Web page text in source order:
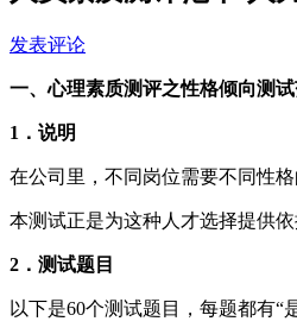
发表评论
一、心理素质测评之性格倾向测
1．说明
在公司里，不同岗位需要不同性
本测试正是为这种人才选择提供依
2．测试题目
以下是60个测试题目，每题都有“